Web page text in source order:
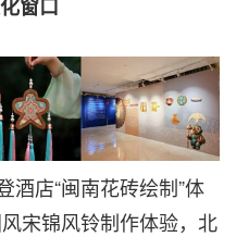
窗口
酒店“闽南花砖绘制”体
宋锦风铃制作体验，北